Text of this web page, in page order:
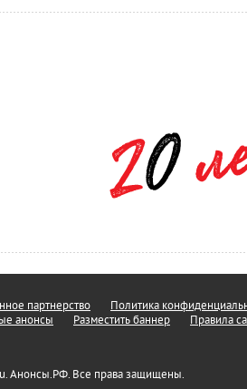
партнерство
Политика
анонсы Разместить баннер Правила
Анонсы.РФ. Все права защищены.